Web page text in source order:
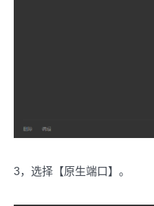
3，选择【原生端口】。